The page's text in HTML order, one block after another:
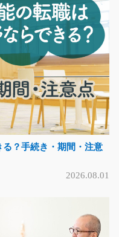
お仕事/y08_01332
物もないので安心して
える看護補助のお仕事
？手続き・期間・注意
2026.08.01